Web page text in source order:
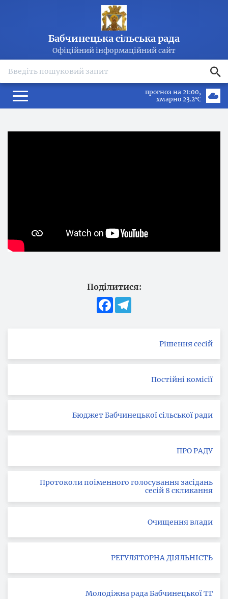
Бабчинецька сільська рада
Офіційний інформаційний сайт
прогноз на 21:00
хмарно 23.2℃
Поділитися:
Facebook
Рішення сесій
Постійні комісії
Бюджет Бабчинецької сільської ради
ПРО РАДУ
Протоколи поіменного голосування засідань
сесій 8 скликання
Очищення влади
РЕГУЛЯТОРНА ДІЯЛЬНІСТЬ
Молодіжна рада Бабчинецької ТГ